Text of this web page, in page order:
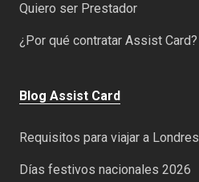
Quiero ser Prestador
¿Por qué contratar Assist Card?
Blog Assist Card
Requisitos para viajar a Londres
Días festivos nacionales 2026